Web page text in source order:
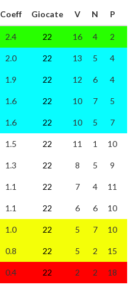
Coeff Giocate V N P
2.4 22 16 4 2
2.0 22 13 5 4
1.9 22 12 6 4
1.6 22 10 7 5
1.6 22 10 5 7
1.5 22 11 1 10
1.3 22 8 5 9
1.1 22 7 4 11
1.1 22 6 6 10
1.0 22 5 7 10
0.8 22 5 2 15
0.4 22 2 2 18